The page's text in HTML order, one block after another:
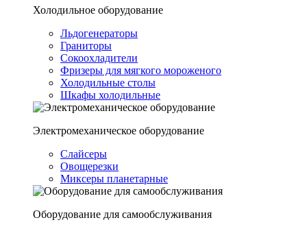
Холодильное оборудование
Льдогенераторы
Граниторы
Сокоохладители
Фризеры для мягкого мороженого
Холодильные столы
Шкафы холодильные
Электромеханическое оборудование
Слайсеры
Овощерезки
Миксеры планетарные
Оборудование для самообслуживания